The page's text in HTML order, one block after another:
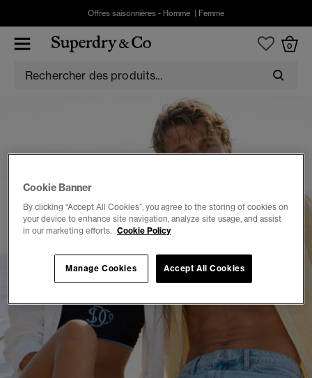
Offres saisonnières - Homme Femme
0
Cookie Banner
By clicking “Accept All Cookies”, you agree to the storing of cookies on
your device to enhance site navigation, analyze site usage, and assist
in our marketing efforts. Cookie Policy
Accept All Cookies
Manage Cookies